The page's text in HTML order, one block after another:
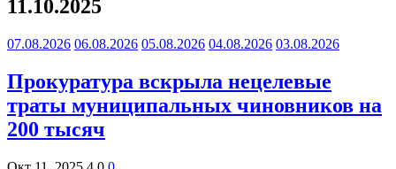
11.10.2025
07.08.2026 06.08.2026 05.08.2026 04.08.2026 03.08.2026
Прокуратура вскрыла нецелевые
траты муниципальных чиновников на
200 тысяч